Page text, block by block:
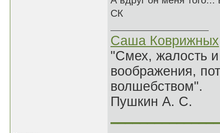
СК
Саша Коврижных
"Смех, жалость
воображения,
волшебством".
Пушкин А. С.